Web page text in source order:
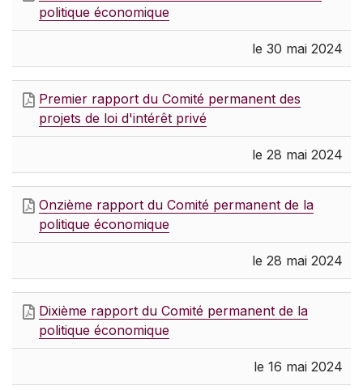
politique économique
le 30 mai 2024
Premier rapport du Comité permanent des
projets de loi d'intérêt privé
le 28 mai 2024
Onzième rapport du Comité permanent de la
politique économique
le 28 mai 2024
Dixième rapport du Comité permanent de la
politique économique
le 16 mai 2024